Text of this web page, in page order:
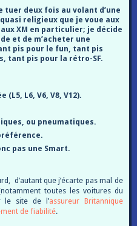
tuer deux fois au volant d’une
religieux que je voue aux
XM en particulier; je décide
et de m’acheter une
pis pour le fun, tant pis
tant pis pour la rétro-SF.
L6, V6, V8, V12).
ou pneumatiques.
pas une Smart.
d’autant que j’écarte pas mal de
toutes les voitures du
le site de l’assureur Britannique
de fiabilité.